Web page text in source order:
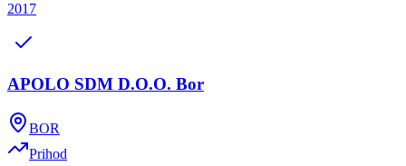
2017
APOLO SDM D.O.O. Bor
BOR
Prihod